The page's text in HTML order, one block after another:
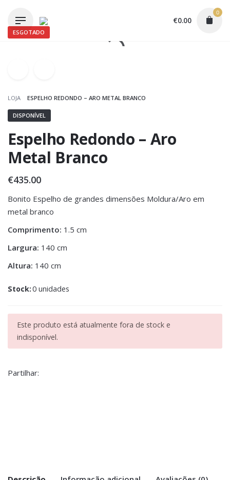
content
€0.00
0
ESGOTADO
LOJA ESPELHO REDONDO – ARO METAL BRANCO
DISPONÍVEL
Espelho Redondo – Aro
Metal Branco
€435.00
Bonito Espelho de grandes dimensões Moldura/Aro em
metal branco
Comprimento: 1.5 cm
Largura: 140 cm
Altura: 140 cm
Stock:0 unidades
Este produto está atualmente fora de stock e
indisponível.
Partilhar: